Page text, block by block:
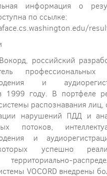
информация о
по ссылке:
российский
профессиональных
и
1999 году. В портфеле
распознавания лиц,
нарушений ПДД и
потоков,
и
успешно
VOCORD внедрены